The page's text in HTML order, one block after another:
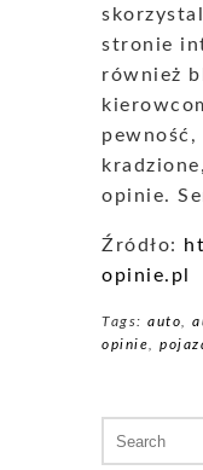
stronie
również
opinie.
Źródło:
opinie.pl
Tags: auto,
opinie,
for: